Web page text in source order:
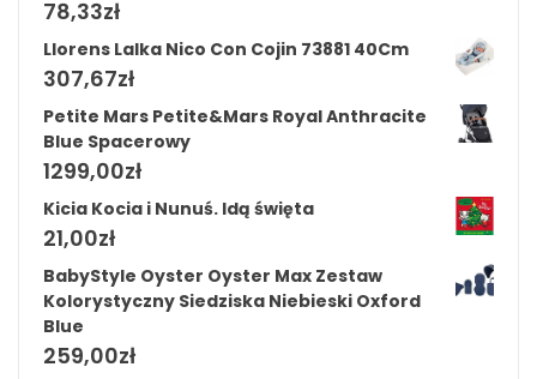
78,33zł
Llorens Lalka Nico Con Cojin 73881 40Cm
307,67zł
Petite Mars Petite&Mars Royal Anthracite
Blue Spacerowy
1299,00zł
Kicia Kocia i Nunuś. Idą święta
21,00zł
BabyStyle Oyster Oyster Max Zestaw
Kolorystyczny Siedziska Niebieski Oxford
Blue
259,00zł